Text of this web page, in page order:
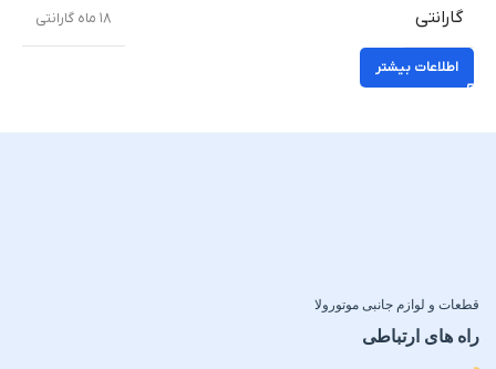
گارانتی ۱۸ ماه گارانتی
اطلاعات بیشتر
قطعات و لوازم جانبی موتورولا
راه های ارتباطی